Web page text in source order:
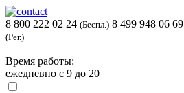
8 800 222 02 24 (Беспл.) 8 499 948 06 69
(Рег.)
Время работы:
ежедневно с 9 до 20